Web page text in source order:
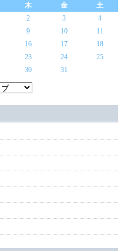
木 金
土
2 3
4
9 10
11
16 17
18
23 24
25
30 31